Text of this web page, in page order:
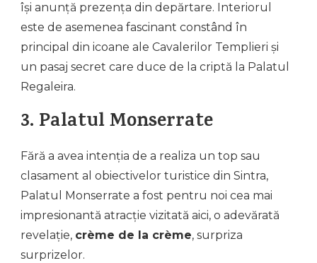
își anunță prezența din depărtare. Interiorul
este de asemenea fascinant constând în
principal din icoane ale Cavalerilor Templieri și
un pasaj secret care duce de la criptă la Palatul
Regaleira.
3. Palatul Monserrate
Fără a avea intenția de a realiza un top sau
clasament al obiectivelor turistice din Sintra,
Palatul Monserrate a fost pentru noi cea mai
impresionantă atracție vizitată aici, o adevărată
revelație, crème de la crème, surpriza
surprizelor.